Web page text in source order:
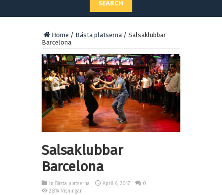
SEARCH
Home / Bästa platserna / Salsaklubbar
Barcelona
Salsaklubbar
Barcelona
in Bästa platserna April 6, 2017
0
2,814 Visningar